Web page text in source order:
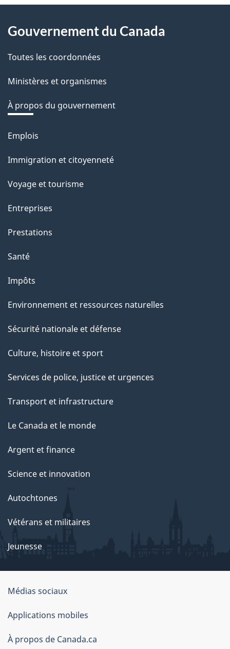
v
o
t
r
r
é
t
r
a
c
i
o
s
u
c
e
t
e
a
g
About
this
site
Gouvernement du Canada
Toutes les coordonnées
Ministères et organismes
À propos du gouvernement
Thèmes
sujets
Emplois
Immigration et citoyenneté
Voyage et tourisme
Entreprises
Prestations
Santé
Impôts
Environnement et ressources naturelles
Sécurité nationale et défense
Culture, histoire et sport
Services de police, justice et urgences
Transport et infrastructure
Le Canada et le monde
Argent et finance
Science et innovation
Autochtones
Vétérans et militaires
Jeunesse
À
propos
Médias sociaux
Applications mobiles
À propos de Canada.ca